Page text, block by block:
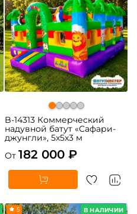
B-14313 Коммерческий
надувной батут «Сафари-
джунгли», 5x5x3 м
От 182 000 ₽
В НАЛИЧИИ
5